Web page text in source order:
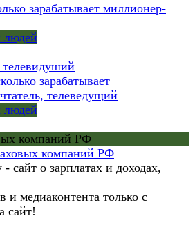
зарабатывает миллионер-
людей
зарабатывает
телеведущий
людей
компаний РФ
компаний РФ
сайт о зарплатах и доходах,
и медиаконтента только с
сайт!